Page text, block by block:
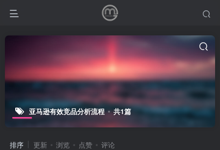
亚马逊有效竞品分析流程 共1篇
排序 更新 浏览 点赞 评论